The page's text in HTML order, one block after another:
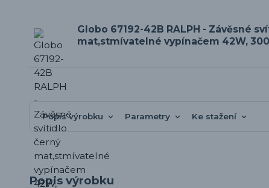
Globo 67192-42B RALPH - Závěsné
mat,stmívatelné vypínačem 42W,
Popis výrobku Parametry Ke stažení
Popis výrobku